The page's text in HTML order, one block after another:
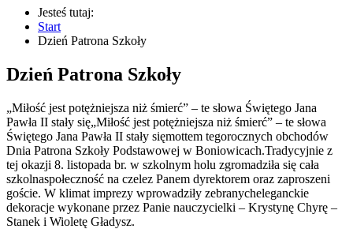
Jesteś tutaj:
Start
Dzień Patrona Szkoły
Dzień Patrona Szkoły
„Miłość jest potężniejsza niż śmierć” – te słowa Świętego Jana
Pawła II stały się„Miłość jest potężniejsza niż śmierć” – te słowa
Świętego Jana Pawła II stały sięmottem tegorocznych obchodów
Dnia Patrona Szkoły Podstawowej w Boniowicach.Tradycyjnie z
tej okazji 8. listopada br. w szkolnym holu zgromadziła się cała
szkolnaspołeczność na czelez Panem dyrektorem oraz zaproszeni
goście. W klimat imprezy wprowadziły zebranycheleganckie
dekoracje wykonane przez Panie nauczycielki – Krystynę Chyrę –
Stanek i Wioletę Gładysz.